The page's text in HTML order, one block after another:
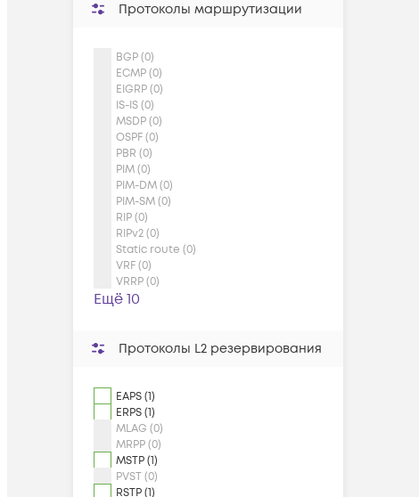
Протоколы маршрутизации
BGP (0)
ECMP (0)
EIGRP (0)
IS-IS (0)
MSDP (0)
OSPF (0)
PBR (0)
PIM (0)
PIM-DM (0)
PIM-SM (0)
RIP (0)
RIPv2 (0)
Static route (0)
VRF (0)
VRRP (0)
Ещё 10
Протоколы L2 резервирования
EAPS (1)
ERPS (1)
MLAG (0)
MRPP (0)
MSTP (1)
PVST (0)
RSTP (1)